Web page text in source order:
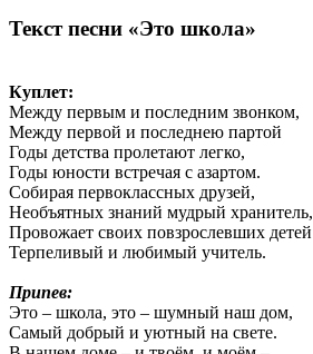
Текст песни «Это школа»
Куплет:
Между первым и последним звонком,
Между первой и последнею партой
Годы детства пролетают легко,
Годы юности встречая с азартом.
Собирая первоклассных друзей,
Необъятных знаний мудрый хранитель,
Провожает своих повзрослевших детей
Терпеливый и любимый учитель.
Припев:
Это – школа, это – шумный наш дом,
Самый добрый и уютный на свете.